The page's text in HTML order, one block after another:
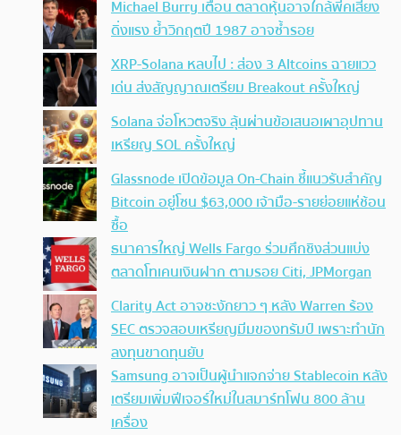
Michael Burry เตือน ตลาดหุ้นอาจใกล้พีคเสี่ยง
ดิ่งแรง ย้ำวิกฤตปี 1987 อาจซ้ำรอย
XRP-Solana หลบไป : ส่อง 3 Altcoins ฉายแวว
เด่น ส่งสัญญาณเตรียม Breakout ครั้งใหญ่
Solana จ่อโหวตจริง ลุ้นผ่านข้อเสนอเผาอุปทาน
เหรียญ SOL ครั้งใหญ่
Glassnode เปิดข้อมูล On-Chain ชี้แนวรับสำคัญ
Bitcoin อยู่โซน $63,000 เจ้ามือ-รายย่อยแห่ช้อน
ซื้อ
ธนาคารใหญ่ Wells Fargo ร่วมศึกชิงส่วนแบ่ง
ตลาดโทเคนเงินฝาก ตามรอย Citi, JPMorgan
Clarity Act อาจชะงักยาว ๆ หลัง Warren ร้อง
SEC ตรวจสอบเหรียญมีมของทรัมป์ เพราะทำนัก
ลงทุนขาดทุนยับ
Samsung อาจเป็นผู้นำแจกจ่าย Stablecoin หลัง
เตรียมเพิ่มฟีเจอร์ใหม่ในสมาร์ทโฟน 800 ล้าน
เครื่อง